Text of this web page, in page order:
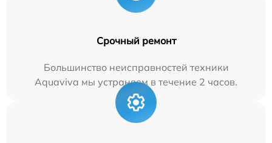
Срочный ремонт
Большинство неисправностей техники
Aquaviva мы устраняем в течение 2 часов.